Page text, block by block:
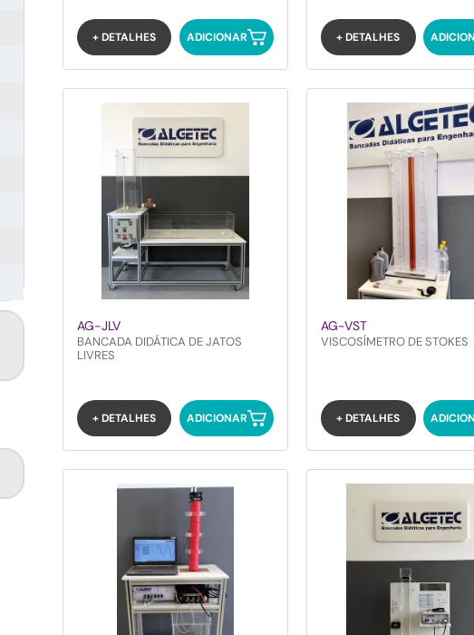
+ DETALHES ADICIONAR + DETALHES
AG-JLV
BANCADA DIDÁTICA DE JATOS
LIVRES
+ DETALHES ADICIONAR
AG-VST
VISCOSÍMETRO DE STOKES
+ DETALHES